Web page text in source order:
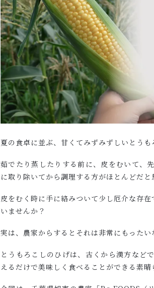
夏の食卓に並ぶ、甘くてみずみずしいとうも
茹でたり蒸したりする前に、皮をむいて、
に取り除いてから調理する方がほとんどだと
皮をむく時に手に絡みついて少し厄介な存
いませんか？
実は、農家からするとそれは非常にもったい
とうもろこしのひげは、古くから漢方など
えるだけで美味しく食べることができる素晴